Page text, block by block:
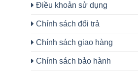
Điều khoản sử dụng
Chính sách đổi trả
Chính sách giao hàng
Chính sách bảo hành